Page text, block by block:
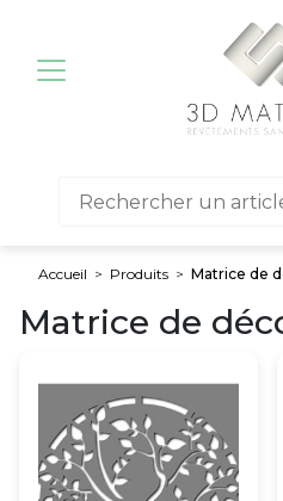
Accueil > Produits > Matrice de
Matrice de